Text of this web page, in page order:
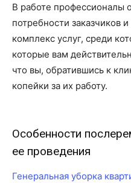
В работе профессионалы
потребности заказчиков
комплекс услуг, среди
которые вам
что вы, обратившись к
копейки за их работу.
Особенности
ее проведения
Генеральная уборка